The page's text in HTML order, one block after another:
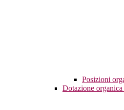
Posizioni
Dotazione organica